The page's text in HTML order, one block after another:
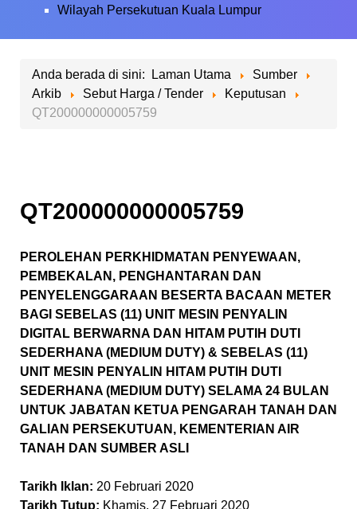
Wilayah Persekutuan Kuala Lumpur
Anda berada di sini: Laman Utama
Sumber
Arkib
Sebut Harga / Tender
Keputusan
QT200000000005759
QT200000000005759
PEROLEHAN PERKHIDMATAN PENYEWAAN,
PEMBEKALAN, PENGHANTARAN DAN
PENYELENGGARAAN BESERTA BACAAN METER
BAGI SEBELAS (11) UNIT MESIN PENYALIN
DIGITAL BERWARNA DAN HITAM PUTIH DUTI
SEDERHANA (MEDIUM DUTY) & SEBELAS (11)
UNIT MESIN PENYALIN HITAM PUTIH DUTI
SEDERHANA (MEDIUM DUTY) SELAMA 24 BULAN
UNTUK JABATAN KETUA PENGARAH TANAH DAN
GALIAN PERSEKUTUAN, KEMENTERIAN AIR
TANAH DAN SUMBER ASLI
Tarikh Iklan: 20 Februari 2020
Tarikh Tutup: Khamis, 27 Februari 2020